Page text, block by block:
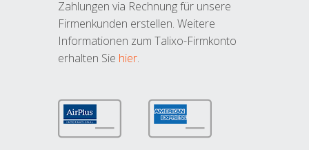
Zahlungen via Rechnung für unsere
Firmenkunden erstellen. Weitere
Informationen zum Talixo-Firmkonto
erhalten Sie hier.